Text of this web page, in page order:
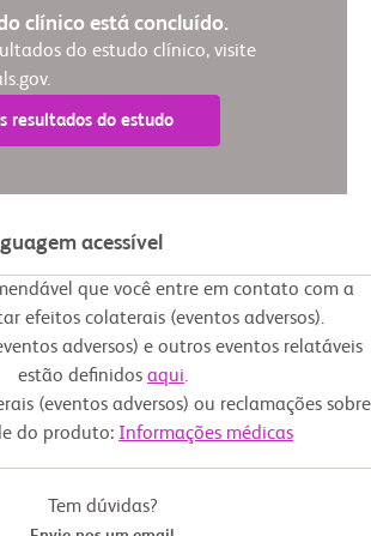
clínico está concluído.
do estudo clínico, visite
resultados do estudo
acessível
que você entre em contato com a
efeitos colaterais (eventos adversos).
adversos) e outros eventos relatáveis
estão definidos aqui.
(eventos adversos) ou reclamações sobre
do produto: Informações médicas
Tem dúvidas?